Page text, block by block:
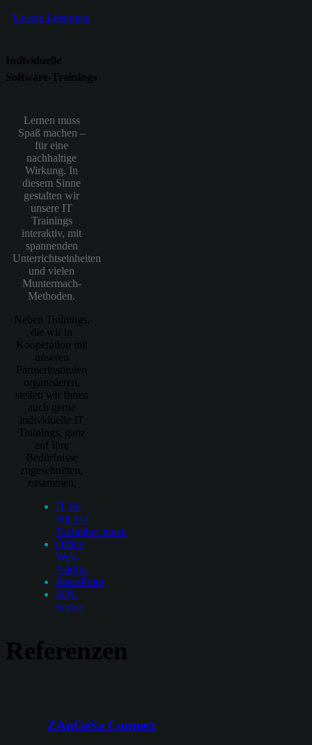
Unsere Lösungen
Individuelle
Software-Trainings
Lernen muss
Spaß machen –
für eine
nachhaltige
Wirkung. In
diesem Sinne
gestalten wir
unsere IT
Trainings
interaktiv, mit
spannenden
Unterrichtseinheiten
und vielen
Muntermach-
Methoden.
Neben Trainings,
die wir in
Kooperation mit
unseren
Partnerinstituten
organisieren,
stellen wir Ihnen
auch gerne
individuelle IT
Trainings, ganz
auf Ihre
Bedürfnisse
zugeschnitten,
zusammen.
IT für
NICHT
Techniker:innen
Office
Web-
AddIns
SharePoint
SQL
Server
Referenzen
ZAnGeSa Connect